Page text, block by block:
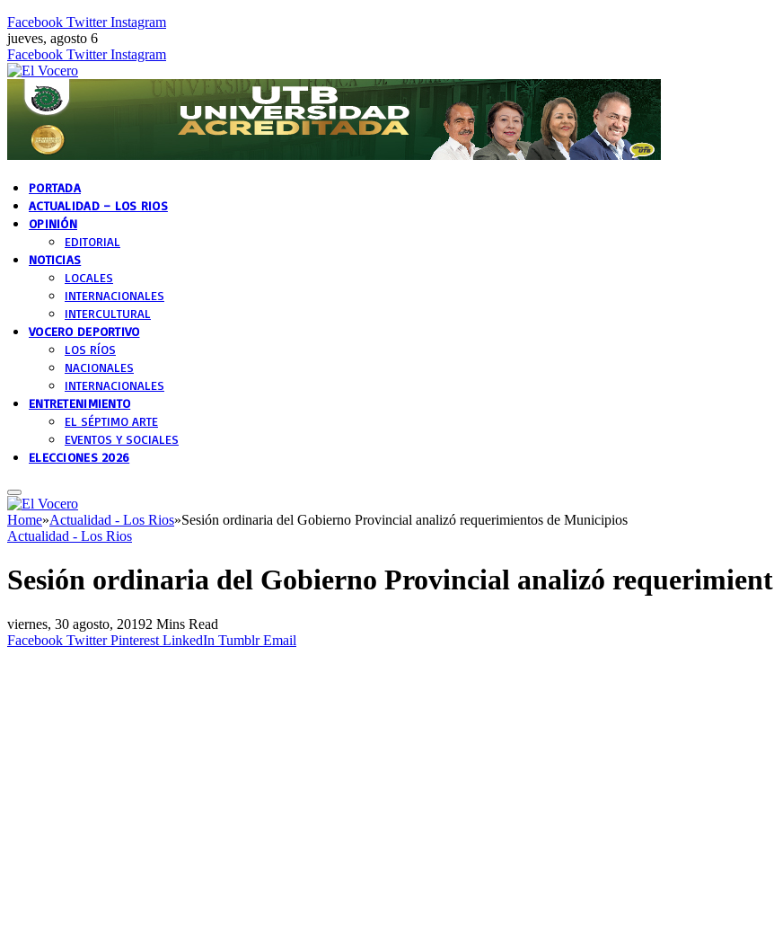
Facebook Twitter Instagram
jueves, agosto 6
Facebook Twitter Instagram
PORTADA
ACTUALIDAD – LOS RIOS
OPINIÓN
EDITORIAL
NOTICIAS
LOCALES
INTERNACIONALES
INTERCULTURAL
VOCERO DEPORTIVO
LOS RÍOS
NACIONALES
INTERNACIONALES
ENTRETENIMIENTO
EL SÉPTIMO ARTE
EVENTOS Y SOCIALES
ELECCIONES 2026
Home»Actualidad - Los Rios»Sesión ordinaria del Gobierno Provincial analizó requerimientos de Municipios
Actualidad - Los Rios
Sesión ordinaria del Gobierno Provincial analizó
viernes, 30 agosto, 20192 Mins Read
Facebook Twitter Pinterest LinkedIn Tumblr Email